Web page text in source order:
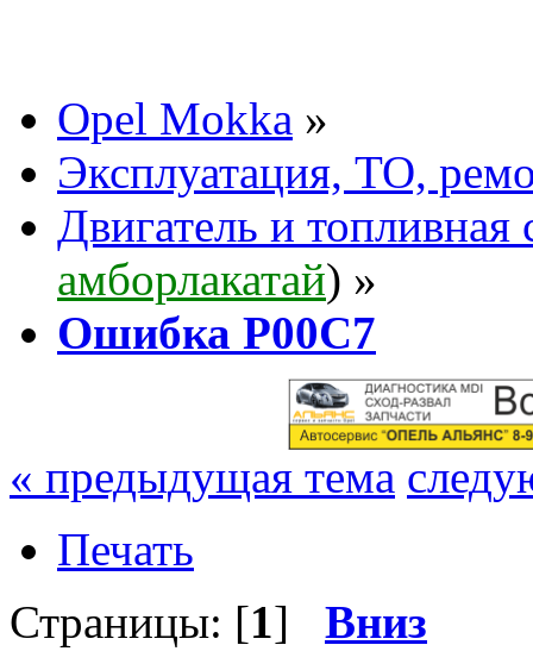
Opel Mokka »
Эксплуатация, ТО,
Двигатель и топливная
амборлакатай) »
Ошибка P00C7
« предыдущая тема
Печать
Страницы: [1] Вниз